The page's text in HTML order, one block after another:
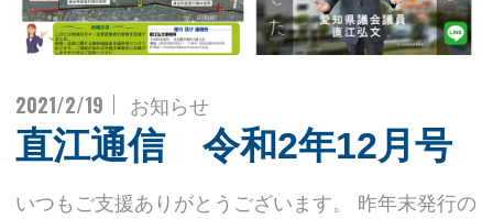
2021/2/19 お知らせ
直江通信 令和2年12月号
いつもご支援ありがとうございます。 昨年末発行の